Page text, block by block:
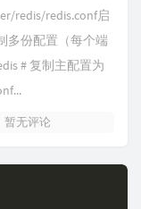
redis/redis.conf启
多份配置（每个端
# 复制主配置为
暂无评论